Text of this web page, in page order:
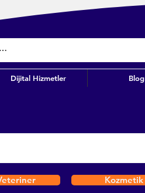
Dijital Hizmetler Blog
Kozmetik